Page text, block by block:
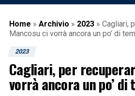
Home » Archivio » 2023 » Cagliari,
Mancosu ci vorrà ancora un po’ di
2023
Cagliari, per
vorrà ancora un po’ di